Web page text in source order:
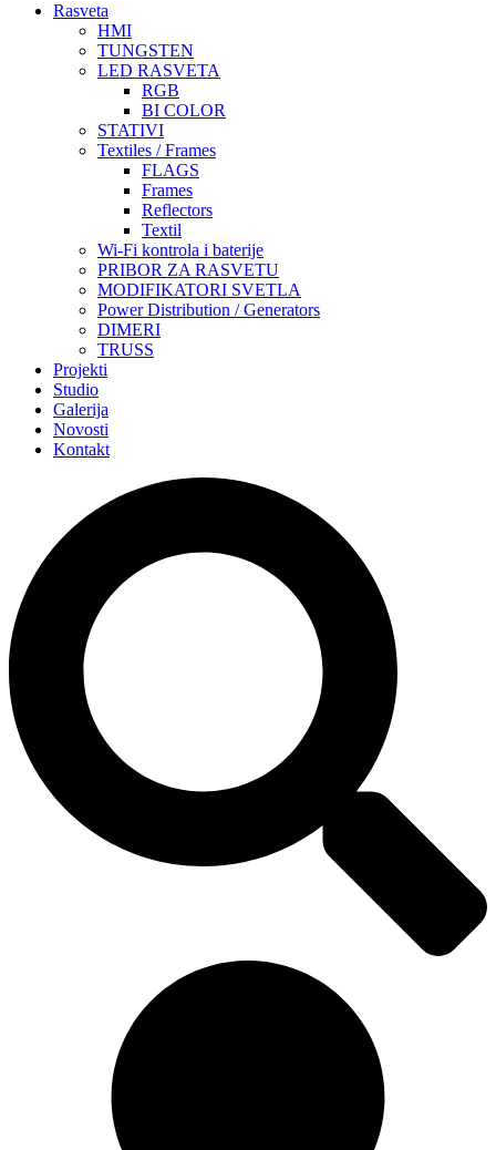
Rasveta
HMI
TUNGSTEN
LED RASVETA
RGB
BI COLOR
STATIVI
Textiles / Frames
FLAGS
Frames
Reflectors
Textil
Wi-Fi kontrola i baterije
PRIBOR ZA RASVETU
MODIFIKATORI SVETLA
Power Distribution / Generators
DIMERI
TRUSS
Projekti
Studio
Galerija
Novosti
Kontakt